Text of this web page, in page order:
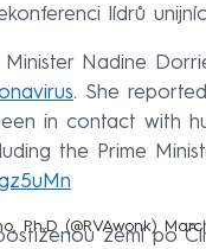
lídrů
Minister Nadine
. She
in contact with
the Prime
Ph.D (@RVAwonk)
zemí po